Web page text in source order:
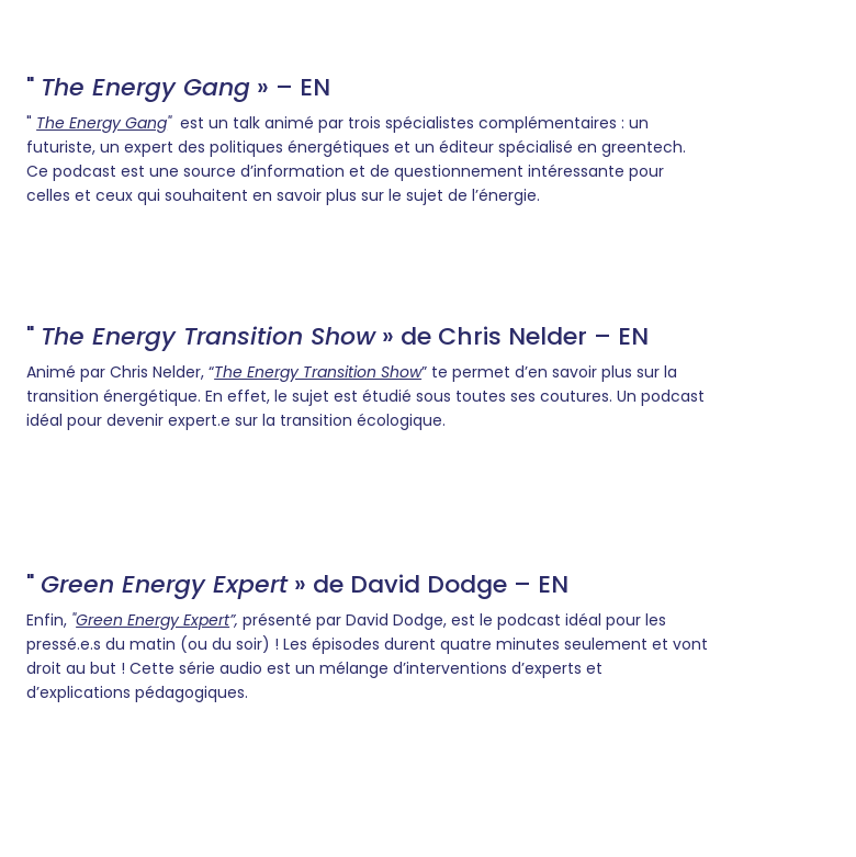
" The Energy Gang » – EN
" The Energy Gang" est un talk animé par trois spécialistes complémentaires : un
futuriste, un expert des politiques énergétiques et un éditeur spécialisé en greentech.
Ce podcast est une source d’information et de questionnement intéressante pour
celles et ceux qui souhaitent en savoir plus sur le sujet de l’énergie.
" The Energy Transition Show» de Chris Nelder – EN
Animé par Chris Nelder, “The Energy Transition Show” te permet d’en savoir plus sur la
transition énergétique. En effet, le sujet est étudié sous toutes ses coutures. Un podcast
idéal pour devenir expert.e sur la transition écologique.
" Green Energy Expert» de David Dodge – EN
Enfin, "Green Energy Expert”, présenté par David Dodge, est le podcast idéal pour les
pressé.e.s du matin (ou du soir) ! Les épisodes durent quatre minutes seulement et vont
droit au but ! Cette série audio est un mélange d’interventions d’experts et
d’explications pédagogiques.